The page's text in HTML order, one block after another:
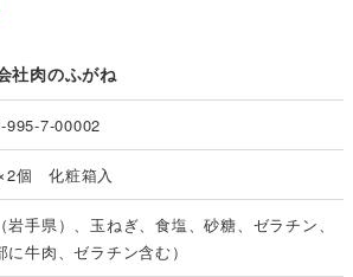
社肉のふがね
995-7-00002
個 化粧箱入
岩手県）、玉ねぎ、食塩、砂糖、ゼラチン、
に牛肉、ゼラチン含む）